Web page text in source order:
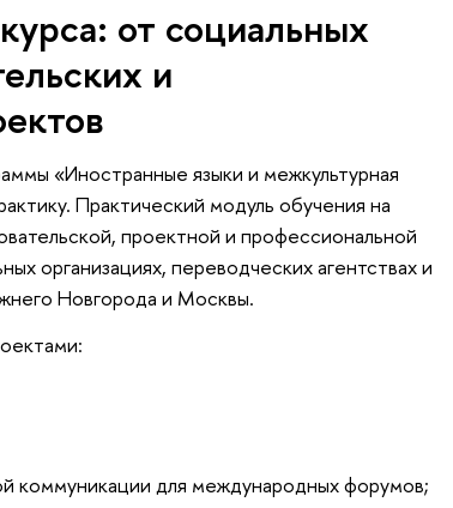
от социальных
и
«Иностранные языки и межкультурная
Практический модуль обучения на
проектной и профессиональной
организациях, переводческих агентствах и
Новгорода и Москвы.
коммуникации для международных форумов;